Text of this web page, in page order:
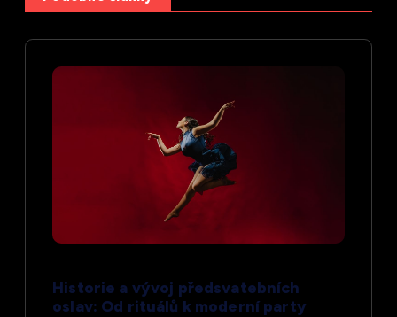
e
Historie a vývoj předsvatebních
oslav: Od rituálů k moderní party